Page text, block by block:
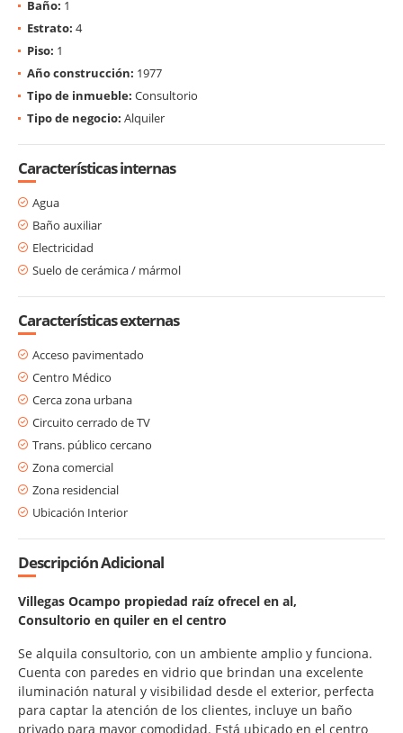
Baño: 1
Estrato: 4
Piso: 1
Año construcción: 1977
Tipo de inmueble: Consultorio
Tipo de negocio: Alquiler
Características internas
Agua
Baño auxiliar
Electricidad
Suelo de cerámica / mármol
Características externas
Acceso pavimentado
Centro Médico
Cerca zona urbana
Circuito cerrado de TV
Trans. público cercano
Zona comercial
Zona residencial
Ubicación Interior
Descripción Adicional
Villegas Ocampo propiedad raíz ofrecel en al,
Consultorio en quiler en el centro
Se alquila consultorio, con un ambiente amplio y funciona.
Cuenta con paredes en vidrio que brindan una excelente
iluminación natural y visibilidad desde el exterior, perfecta
para captar la atención de los clientes, incluye un baño
privado para mayor comodidad. Está ubicado en el centro